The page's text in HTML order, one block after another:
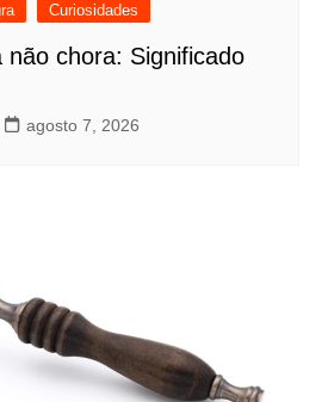
Curiosidades
não chora: Significado
agosto 7, 2026